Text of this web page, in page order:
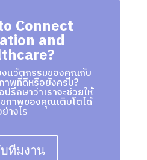
Connect
and
งนวัตกรรมของคุณกับ
าพที่ดีหรือยังครับ?
รึกษาว่าเราจะช่วยให้
าพของคุณเติบโตได้
างไร
ทีมงาน